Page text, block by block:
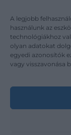
A legjobb
használunk az
technológiákhoz
olyan adatokat
egyedi azonosítók
vagy visszavonása
Karrier
Kapcsolat